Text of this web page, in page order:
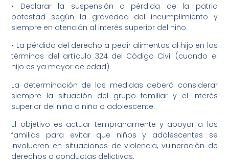
• Declarar la suspensión o pérdida de la patria
potestad según la gravedad del incumplimiento y
siempre en atención al interés superior del niño.
• La pérdida del derecho a pedir alimentos al hijo en los
términos del artículo 324 del Código Civil (cuando el
hijo es ya mayor de edad)
La determinación de las medidas deberá considerar
siempre la situación del grupo familiar y el interés
superior del niño o niña o adolescente.
El objetivo es actuar tempranamente y apoyar a las
familias para evitar que niños y adolescentes se
involucren en situaciones de violencia, vulneración de
derechos o conductas delictivas.